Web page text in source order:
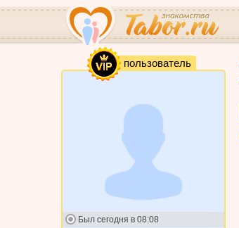
VIP
пользователь
Был сегодня в 08:08